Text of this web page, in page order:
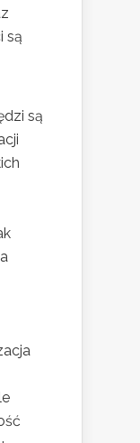
są
są